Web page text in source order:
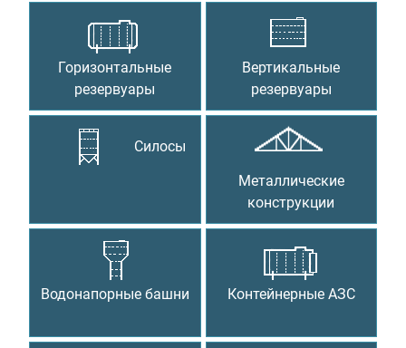
Горизонтальные
резервуары
Вертикальные
резервуары
Силосы
Металлические
конструкции
Водонапорные башни Контейнерные АЗС